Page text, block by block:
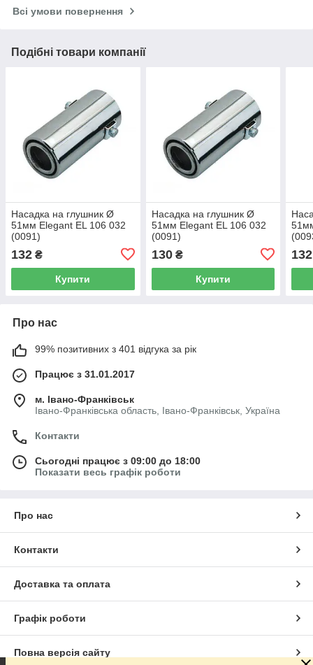
Всі умови повернення
Подібні товари компанії
Насадка на глушник Ø
51мм Elegant EL 106 032
(0091)
132 ₴
Купити
Насадка на глушник Ø
51мм Elegant EL 106 032
(0091)
130₴
Купити
132
Про нас
99% позитивних з 401 відгука за рік
Працює з 31.01.2017
м. Івано-Франківськ
Івано-Франківська область, Івано-Франківськ, Україна
Контакти
Сьогодні працює з 09:00 до 18:00
Показати весь графік роботи
Про нас
Контакти
Доставка та оплата
Графік роботи
Повна версія сайту